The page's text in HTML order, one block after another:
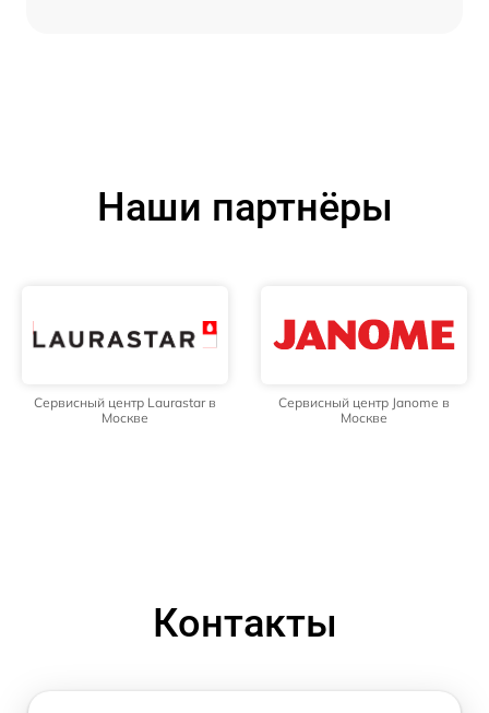
Наши партнёры
Сервисный центр Laurastar в
Москве
Сервисный центр Janome в
Москве
Контакты